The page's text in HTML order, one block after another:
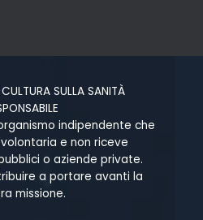
SULLA SANITÀ
indipendente che
e non riceve
o aziende private.
a portare avanti la
missione.